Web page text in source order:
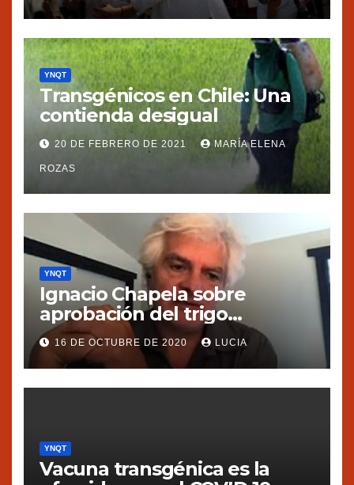
YNQT
Transgénicos en Chile: Una
contienda desigual
20 DE FEBRERO DE 2021 MARÍA ELENA
ROZAS
YNQT
Ignacio Chapela sobre
aprobación del trigo
transgénico en Argentina
16 DE OCTUBRE DE 2020 LUCIA
YNQT
Vacuna transgénica es la